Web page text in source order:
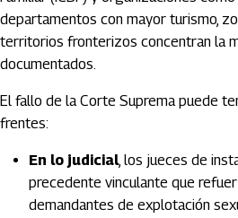
departamentos con mayor turismo,
territorios fronterizos concentran la
documentados.
El fallo de la Corte Suprema puede
frentes:
En lo judicial, los jueces de
precedente vinculante que
demandantes de explotación